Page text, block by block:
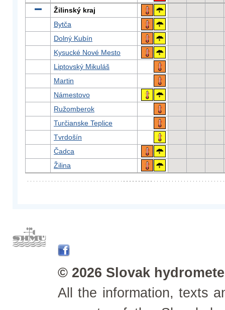
Žilinský kraj
Bytča
Dolný Kubín
Kysucké Nové Mesto
Liptovský Mikuláš
Martin
Námestovo
Ružomberok
Turčianske Teplice
Tvrdošín
Čadca
Žilina
© 2026 Slovak
All the information, texts